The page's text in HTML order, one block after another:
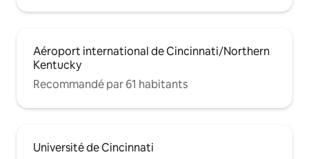
Uber, Lyft, scooters de location, marche,
GEST GOLF CARTS
(Banks/OTR/Pendleton/Casino) -
APPELEZ POUR PLANIFIER (513-421-
4378) ou faites-leur signe !
Aéroport international de Cincinnati/Northern
Kentucky
Recommandé par 61 habitants
Université de Cincinnati